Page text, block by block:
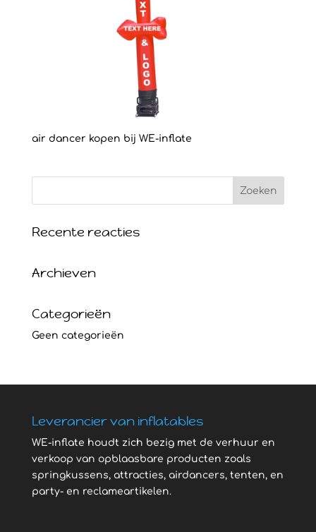
air dancer kopen bij WE-inflate
Recente reacties
Archieven
Categorieën
Geen categorieën
Leverancier van inflatables
WE-inflate houdt zich bezig met de verhuur en
verkoop van opblaasbare producten zoals
springkussens, attracties, airdancers, tenten, en
party- en reclameartikelen.